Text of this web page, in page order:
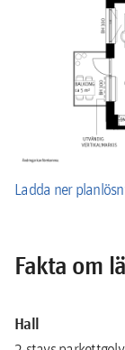
Ladda ner
Fakta om
Hall